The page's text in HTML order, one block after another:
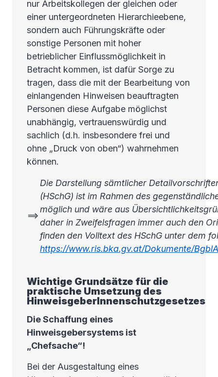
nur Arbeitskollegen der gleichen oder
einer untergeordneten Hierarchieebene,
sondern auch Führungskräfte oder
sonstige Personen mit hoher
betrieblicher Einflussmöglichkeit in
Betracht kommen, ist dafür Sorge zu
tragen, dass die mit der Bearbeitung von
einlangenden Hinweisen beauftragten
Personen diese Aufgabe möglichst
unabhängig, vertrauenswürdig und
sachlich (d.h. insbesondere frei und
ohne „Druck von oben“) wahrnehmen
können.
==>
Die Darstellung sämtlicher
(HSchG) ist im Rahmen des
möglich und wäre aus
daher in Zweifelsfragen immer auch den
finden den Volltext des HSchG unter dem
https://www.ris.bka.gv.at/Dokumente/
Wichtige Grundsätze für die
praktische Umsetzung des
HinweisgeberInnenschutzgesetzes
Die Schaffung eines
Hinweisgebersystems ist
„Chefsache“!
Bei der Ausgestaltung eines